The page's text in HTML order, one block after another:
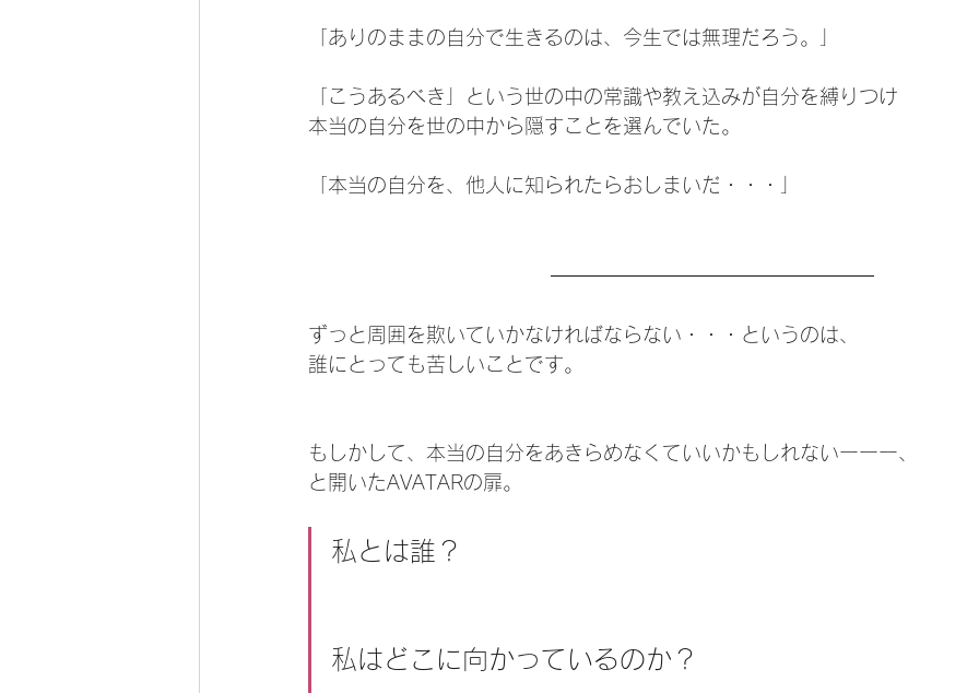
「ありのままの自分で生きるのは、今生では無理だろう。」
「こうあるべき」という世の中の常識や教え込みが自分を縛りつけ
本当の自分を世の中から隠すことを選んでいた。
「本当の自分を、他人に知られたらおしまいだ・・・」
ずっと周囲を欺いていかなければならない・・・というのは、
誰にとっても苦しいことです。
もしかして、本当の自分をあきらめなくていいかもしれないーーー、
と開いたAVATARの扉。
私とは誰？
私はどこに向かっているのか？